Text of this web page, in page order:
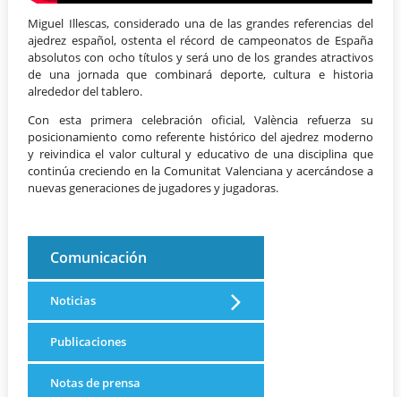
Miguel Illescas, considerado una de las grandes referencias del
ajedrez español, ostenta el récord de campeonatos de España
absolutos con ocho títulos y será uno de los grandes atractivos
de una jornada que combinará deporte, cultura e historia
alrededor del tablero.
Con esta primera celebración oficial, València refuerza su
posicionamiento como referente histórico del ajedrez moderno
y reivindica el valor cultural y educativo de una disciplina que
continúa creciendo en la Comunitat Valenciana y acercándose a
nuevas generaciones de jugadores y jugadoras.
Comunicación
Noticias
Publicaciones
Notas de prensa